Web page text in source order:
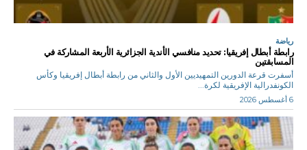
رياضة
رابطة أبطال إفريقيا: تحديد منافسي الأندية الجزائرية الأربعة المشاركة في
المسابقتين
أسفرت قرعة الدورين التمهيديين الأول والثاني من رابطة أبطال إفريقيا وكأس
الكونفدرالية الإفريقية لكرة...
6 أغسطس 2026